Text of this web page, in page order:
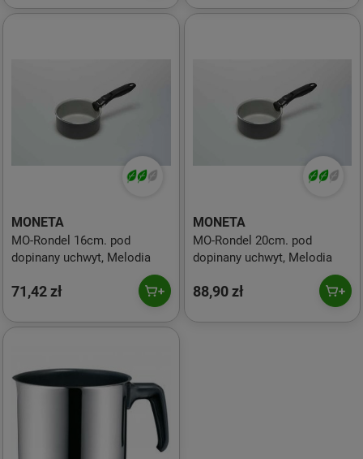
MONETA
MO-Rondel 16cm. pod
dopinany uchwyt, Melodia
71,42 zł
MONETA
MO-Rondel 20cm. pod
dopinany uchwyt, Melodia
88,90 zł